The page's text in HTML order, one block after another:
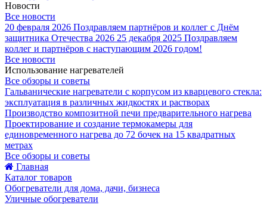
Новости
Все новости
20 февраля 2026 Поздравляем партнёров и коллег с Днём
защитника Отечества 2026 25 декабря 2025 Поздравляем
коллег и партнёров с наступающим 2026 годом!
Все новости
Использование нагревателей
Все обзоры и советы
Гальванические нагреватели с корпусом из кварцевого стекла:
эксплуатация в различных жидкостях и растворах
Производство композитной печи предварительного нагрева
Проектирование и создание термокамеры для
единовременного нагрева до 72 бочек на 15 квадратных
метрах
Все обзоры и советы
Главная
Каталог товаров
Обогреватели для дома, дачи, бизнеса
Уличные обогреватели